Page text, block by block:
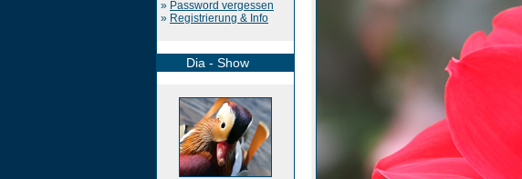
» Password vergessen
» Registrierung & Info
Dia - Show